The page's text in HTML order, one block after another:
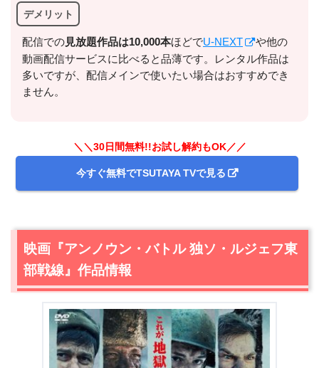
出典:U-NEXTヘルプセンター
＼＼31日間無料!!お試し解約もOK／／
デメリット
配信での⾒放題作品は10,000本ほどでU-NEXT
や他の
動画配信サービスに比べると品薄です。レンタル作品は
多いですが、配信メインで使いたい場合はおすすめでき
ません。
＼＼30日間無料!!お試し解約もOK／／
今すぐ無料でTSUTAYA TVで見る
映画『アンノウン・バトル 独ソ・ルジェフ東
部戦線』作品情報